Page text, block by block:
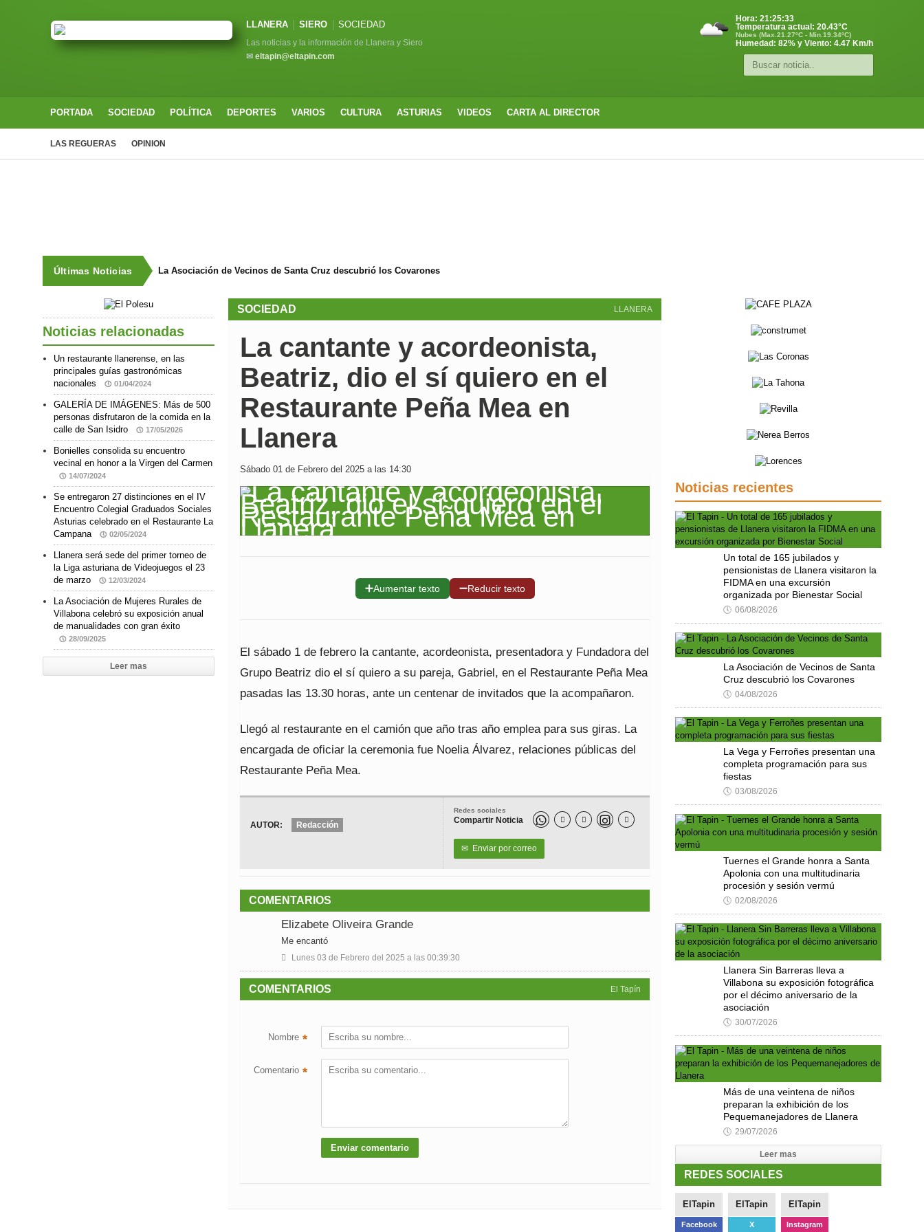
LLANERA SIERO SOCIEDAD
Las noticias y la información de Llanera y Siero
✉ eltapin@eltapin.com
Hora: 21:25:34
Temperatura actual: 20.43°C
Nubes (Max.21.27ºC - Min.19.34ºC)
Humedad: 82% y Viento: 4.47 Km/h
PORTADA SOCIEDAD POLÍTICA DEPORTES VARIOS CULTURA ASTURIAS VIDEOS CARTA AL DIRECTOR
LAS REGUERAS OPINION
Últimas Noticias La Asociación de Vecinos de Santa Cruz descubrió los Covarones
LLANERA
SOCIEDAD
La cantante y acordeonista,
Beatriz, dio el sí quiero en el
Restaurante Peña Mea en
Llanera
Sábado 01 de Febrero del 2025 a las 14:30
➕Aumentar texto ➖Reducir texto
El sábado 1 de febrero la cantante, acordeonista, presentadora y Fundadora del
Grupo Beatriz dio el sí quiero a su pareja, Gabriel, en el Restaurante Peña Mea
pasadas las 13.30 horas, ante un centenar de invitados que la acompañaron.
Llegó al restaurante en el camión que año tras año emplea para sus giras. La
encargada de oficiar la ceremonia fue Noelia Álvarez, relaciones públicas del
Restaurante Peña Mea.
Redes sociales
Compartir Noticia   
✉ Enviar por correo
AUTOR: Redacción
COMENTARIOS
Elizabete Oliveira Grande
Me encantó
 Lunes 03 de Febrero del 2025 a las 00:39:30
El Tapín
COMENTARIOS
Nombre *
Comentario *
Noticias relacionadas
Un restaurante llanerense, en las
principales guías gastronómicas
nacionales
01/04/2024
GALERÍA DE IMÁGENES: Más de 500
personas disfrutaron de la comida en la
calle de San Isidro
17/05/2026
Bonielles consolida su encuentro
vecinal en honor a la Virgen del Carmen
14/07/2024
Se entregaron 27 distinciones en el IV
Encuentro Colegial Graduados Sociales
Asturias celebrado en el Restaurante La
Campana
02/05/2024
Llanera será sede del primer torneo de
la Liga asturiana de Videojuegos el 23
de marzo
12/03/2024
La Asociación de Mujeres Rurales de
Villabona celebró su exposición anual
de manualidades con gran éxito
28/09/2025
Leer mas
Noticias recientes
Un total de 165 jubilados y
pensionistas de Llanera visitaron la
FIDMA en una excursión
organizada por Bienestar Social
🕔 06/08/2026
La Asociación de Vecinos de Santa
Cruz descubrió los Covarones
🕔 04/08/2026
La Vega y Ferroñes presentan una
completa programación para sus
fiestas
🕔 03/08/2026
Tuernes el Grande honra a Santa
Apolonia con una multitudinaria
procesión y sesión vermú
🕔 02/08/2026
Llanera Sin Barreras lleva a
Villabona su exposición fotográfica
por el décimo aniversario de la
asociación
🕔 30/07/2026
Más de una veintena de niños
preparan la exhibición de los
Pequemanejadores de Llanera
🕔 29/07/2026
Leer mas
REDES SOCIALES
ElTapin
Facebook
ElTapin
X
ElTapin
Instagram